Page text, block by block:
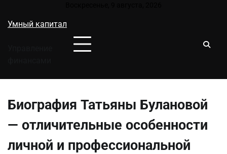
содержимому
Умный капитал
Биография Татьяны Булановой
— отличительные особенности
личной и профессиональной